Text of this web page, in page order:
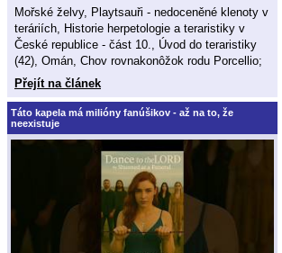
Mořské želvy, Playtsauři - nedoceněné klenoty v
teráriích, Historie herpetologie a teraristiky v
České republice - část 10., Úvod do teraristiky
(42), Omán, Chov rovnakonôžok rodu Porcellio;
Přejít na článek
Táto kapela má milióny fanúšikov - až na to, že
neexistuje